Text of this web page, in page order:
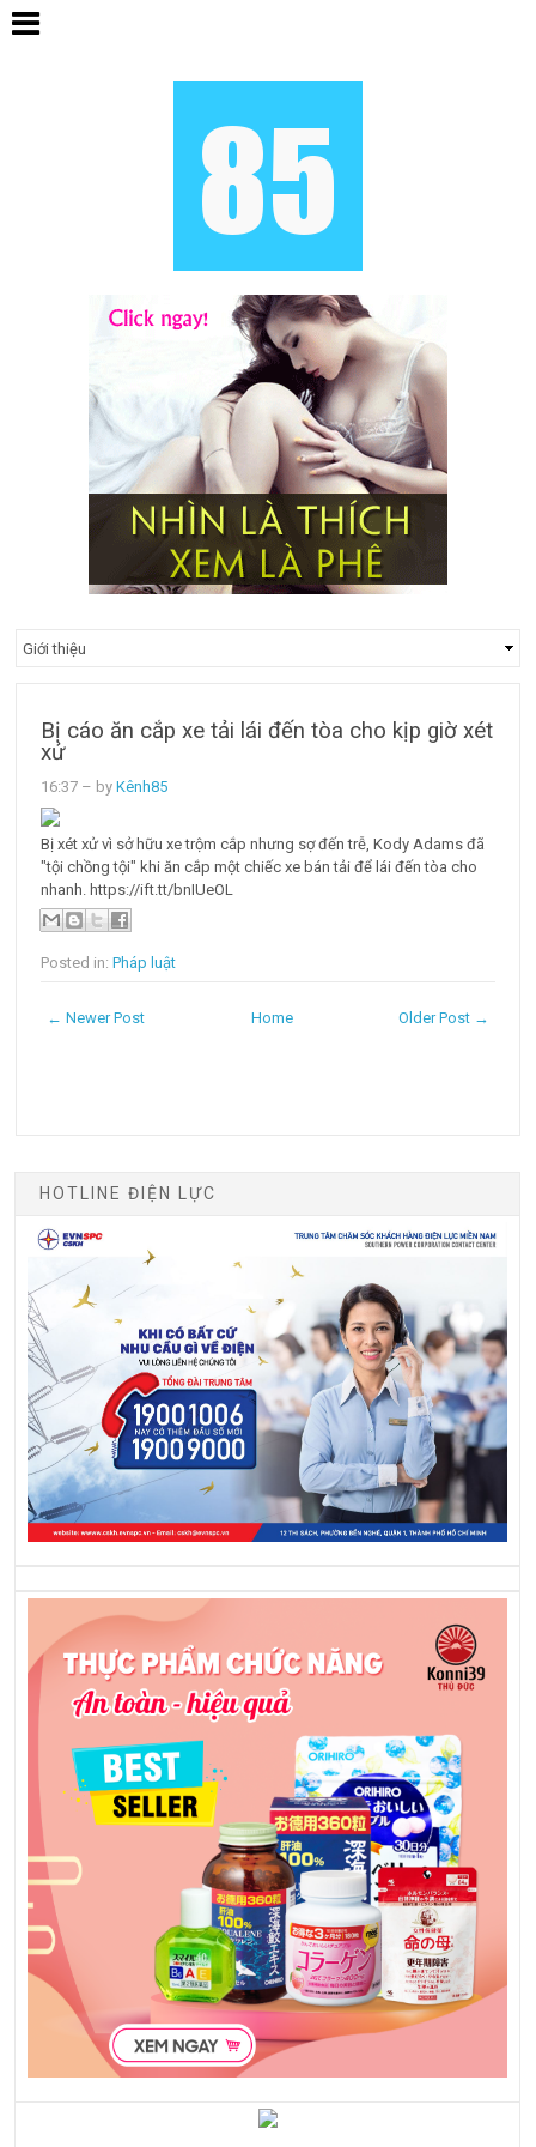
Bị cáo ăn cắp xe tải lái đến tòa cho kịp giờ xét
xử
16:37 – byKênh85
Bị xét xử vì sở hữu xe trộm cắp nhưng sợ đến trễ, Kody Adams đã
"tội chồng tội" khi ăn cắp một chiếc xe bán tải để lái đến tòa cho
nhanh. https://ift.tt/bnIUeOL
Posted in:Pháp luật
← Newer Post Older Post →
Home
HOTLINE ĐIỆN LỰC